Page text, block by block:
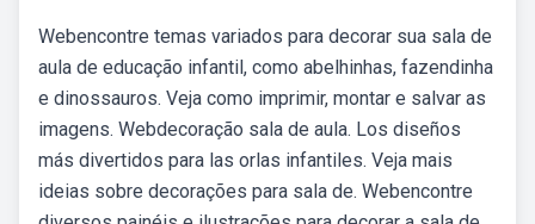
Webencontre temas variados para decorar sua sala de
aula de educação infantil, como abelhinhas, fazendinha
e dinossauros. Veja como imprimir, montar e salvar as
imagens. Webdecoração sala de aula. Los diseños
más divertidos para las orlas infantiles. Veja mais
ideias sobre decorações para sala de. Webencontre